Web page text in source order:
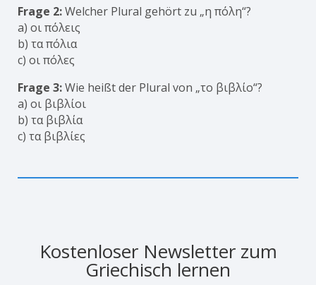
Frage 2:Welcher Plural gehört zu „η πόλη“?
a) οι πόλεις
b) τα πόλια
c) οι πόλες
Frage 3:Wie heißt der Plural von „το βιβλίο“?
a) οι βιβλίοι
b) τα βιβλία
c) τα βιβλίες
Kostenloser Newsletter zum
Griechisch lernen